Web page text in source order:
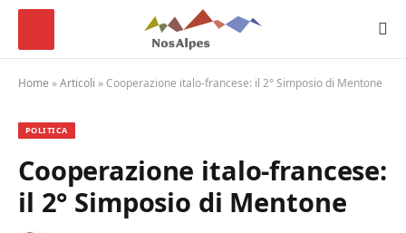
Home »Articoli »Cooperazione italo-francese: il 2° Simposio di Mentone
POLITICA
Cooperazione italo-francese:
il 2° Simposio di Mentone